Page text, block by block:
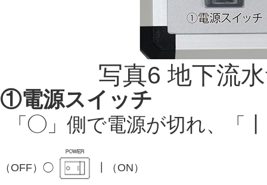
写真6 地下流
①電源スイッチ
「◯」側で電源が切れ、「
（OFF）◯ ┃（ON）